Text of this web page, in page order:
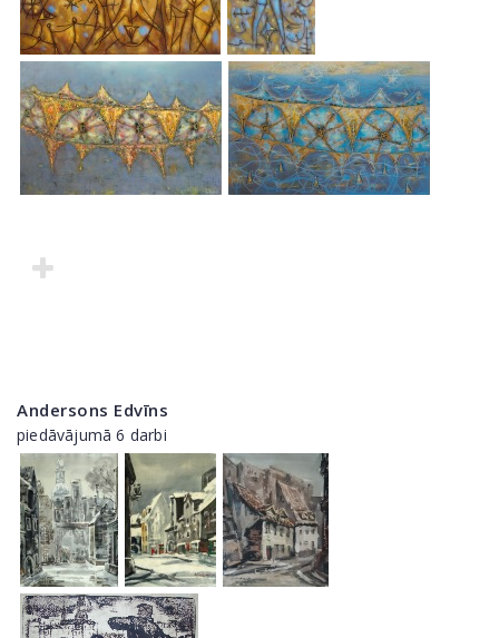
Andersons Edvīns
piedāvājumā 6 darbi